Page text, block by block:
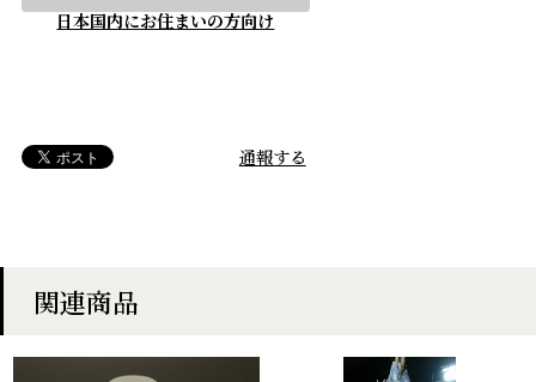
日本国内にお住まいの方向け
通報する
関連商品